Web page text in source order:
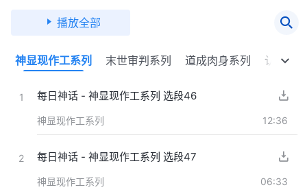
播放全部
神显现作工系列 末世审判系列 道成肉身系列 认识神
1 每日神话 - 神显现作工系列 选段46
神显现作工系列 12:36
2 每日神话 - 神显现作工系列 选段47
神显现作工系列 06:33